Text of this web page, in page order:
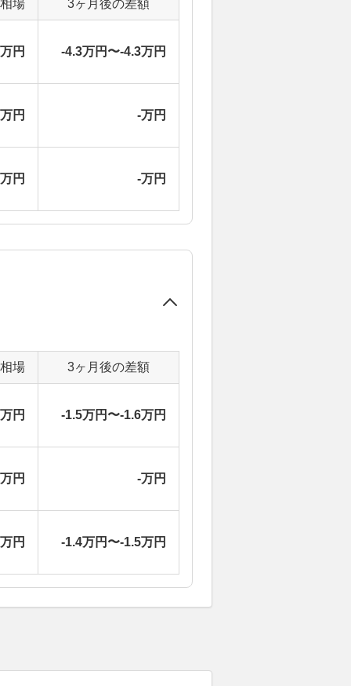
場 3ヶ月後の差額
円 -4.3万円〜-4.3万円
円 -万円
円 -万円
場 3ヶ月後の差額
円 -1.5万円〜-1.6万円
円 -万円
円 -1.4万円〜-1.5万円